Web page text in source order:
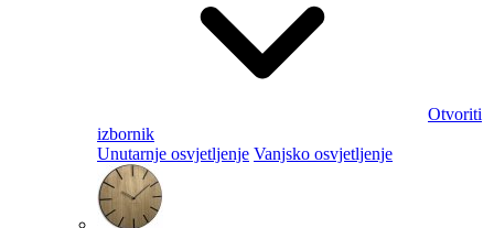
Otvoriti
izbornik
Unutarnje osvjetljenje Vanjsko osvjetljenje